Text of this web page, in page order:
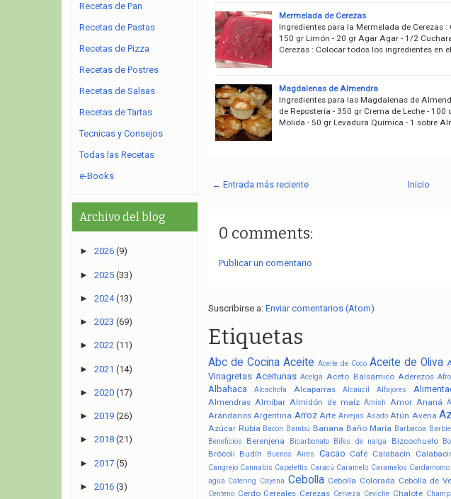
Mermelada de Cerezas
Ingredientes para la Mermelada de Cerezas
150 gr Limón - 20 gr Agar Agar - 1/2
Cerezas : Colocar todos los ingredientes en el
Magdalenas de Almendra
Ingredientes para las Magdalenas de
de Repostería - 350 gr Crema de Leche -
Molida - 50 gr Levadura Química - 1 sobre
← Entrada más reciente Inicio
0 comments:
Publicar un comentario
Suscribirse a: Enviar comentarios (Atom)
Etiquetas
Abc de Cocina Aceite Aceite de Coco Aceite de Oliva
Vinagretas Aceitunas Acelga Aceto Balsámico Aderezos
Albahaca Alcachofa Alcaparras Alcaucil Alfajores
Almendras Almibar Almidón de maíz Amish Amor Ananá
Arándanos Argentina Arroz Arte Arvejas Asado Atún Avena
Azúcar Rubia Bacon Bambú Banana Baño María Barbacoa Barbie
Beneficios Berenjena Bicarbonato Bifes de nalga Bizcochuelo
Brócoli Budín Buenos Aires Cacao Café Calabacín
Cangrejo Cannabis Capelettis Caracú Caramelo Caramelos Cardamomo
agua Catering Cayena Cebolla Cebolla Colorada Cebolla de
Centeno Cerdo Cereales Cerezas Cerveza Ceviche Chalote
Recetas de Pan
Recetas de Pastas
Recetas de Pizza
Recetas de Postres
Recetas de Salsas
Recetas de Tartas
Tecnicas y Consejos
Todas las Recetas
e-Books
Archivo del blog
► 2026 (9)
► 2025 (33)
► 2024 (13)
► 2023 (69)
► 2022 (11)
► 2021 (14)
► 2020 (17)
► 2019 (26)
► 2018 (21)
► 2017 (5)
► 2016 (3)